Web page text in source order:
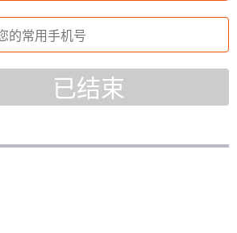
已结束